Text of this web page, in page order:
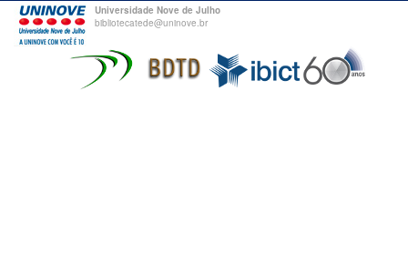
Universidade Nove de Julho
bibliotecatede@uninove.br